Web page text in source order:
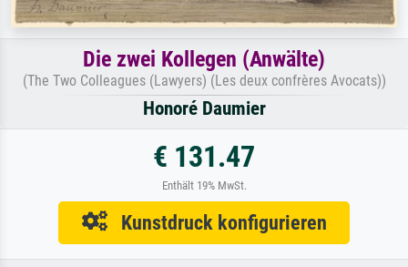
Die zwei Kollegen (Anwälte)
(The Two Colleagues (Lawyers) (Les deux confrères Avocats))
Honoré Daumier
€ 131.47
Enthält 19% MwSt.
Kunstdruck konfigurieren